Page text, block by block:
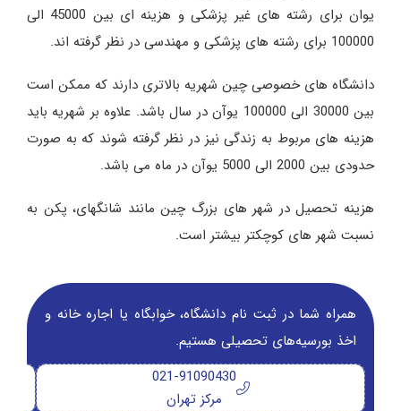
یوان برای رشته های غیر پزشکی و هزینه ای بین 45000 الی
100000 برای رشته های پزشکی و مهندسی در نظر گرفته اند.
دانشگاه های خصوصی چین شهریه بالاتری دارند که ممکن است
بین 30000 الی 100000 یوآن در سال باشد. علاوه بر شهریه باید
هزینه های مربوط به زندگی نیز در نظر گرفته شوند که به صورت
حدودی بین 2000 الی 5000 یوآن در ماه می باشد.
هزینه تحصیل در شهر های بزرگ چین مانند شانگهای، پکن به
نسبت شهر های کوچکتر بیشتر است.
همراه شما در ثبت نام دانشگاه‌، خوابگاه یا اجاره خانه و
اخذ بورسیه‌های تحصیلی هستیم.
021-91090430
مرکز تهران